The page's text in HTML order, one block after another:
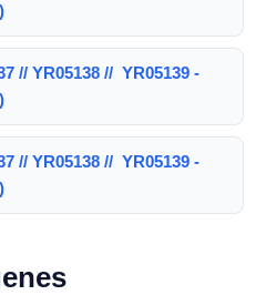
// YR05138 // YR05139 -
// YR05138 // YR05139 -